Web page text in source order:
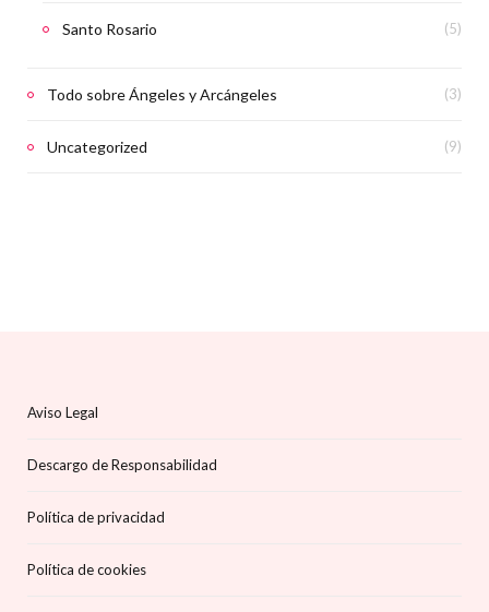
Santo Rosario (5)
Todo sobre Ángeles y Arcángeles (3)
Uncategorized (9)
Aviso Legal
Descargo de Responsabilidad
Política de privacidad
Política de cookies